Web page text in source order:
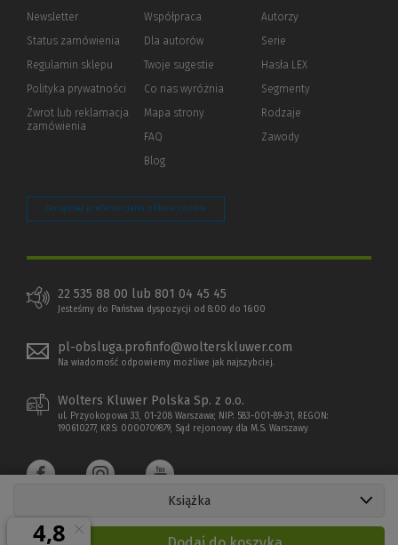
Książka
Newsletter
Status zamówienia
Regulamin sklepu
Polityka prywatności (Nowe
(Link
innej
Zwrot lub reklamacja
zamówienia
Współpraca
Dla autorów(Nowe
(Link
innej
Twoje sugestie
Co nas wyróżnia
Mapa strony
FAQ
Blog
Autorzy
Serie
Hasła LEX
Segmenty
Rodzaje
Zawody
Zarządzaj preferencjami plików cookie
22 535 88 00 lub 801 04 45 45
Jesteśmy do Państwa dyspozycji od 8:00 do 16:00
pl-obsluga.profinfo@wolterskluwer.com
Na wiadomość odpowiemy możliwe jak najszybciej.
Wolters Kluwer Polska Sp. z o.o.
ul. Przyokopowa 33, 01-208 Warszawa; NIP: 583-001-89-31, REGON:
190610277, KRS: 0000709879, Sąd rejonowy dla M.S. Warszawy